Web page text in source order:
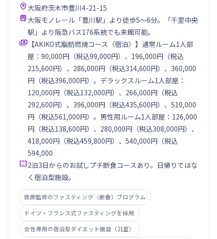
大阪府茨木市豊川4-21-15
大阪モノレール「豊川駅」より徒歩5〜6分。「千里中央
駅」より阪急バス176系統でも来館可能。
 【AKIKO式脂肪燃焼コース（宿泊）】通常ルーム1人部
屋：90,000円（税込99,000円）、196,000円（税込
215,600円）、286,000円（税込314,600円）、360,000
円（税込396,000円）。デラックスルーム1人部屋：
120,000円（税込132,000円）、266,000円（税込
292,600円）、396,000円（税込435,600円）、510,000
円（税込561,000円）。男性用ルーム1人部屋：126,000
円（税込138,600円）、280,000円（税込308,000円）、
418,000円（税込459,800円）、540,000円（税込
594,000
2泊3日からのお試しプチ断食コースあり。日帰りではな
く宿泊型施設。
医師監修のファスティング（断食）プログラム
ドイツ・フランス式ファスティングを採用
女性専用の宿泊型ダイエット施設（21室）